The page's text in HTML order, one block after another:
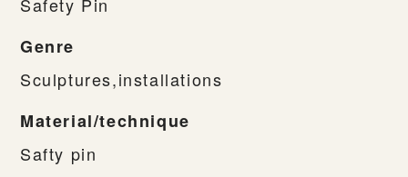
Safety Pin
Genre
Sculptures,installations
Material/technique
Safty pin